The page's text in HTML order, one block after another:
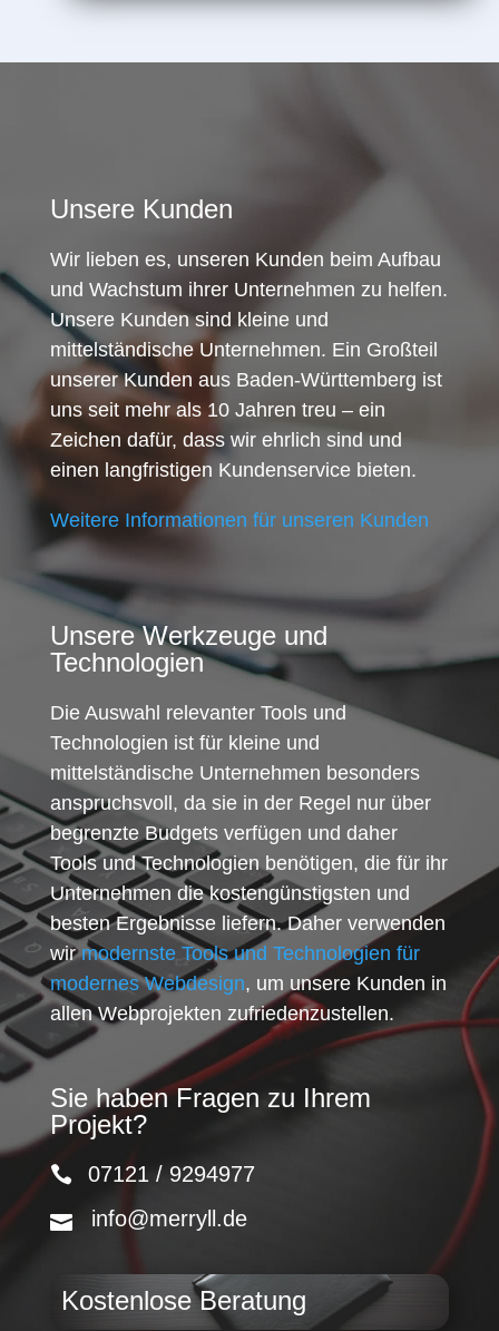
Unsere Kunden
Wir lieben es, unseren Kunden beim Aufbau
und Wachstum ihrer Unternehmen zu helfen.
Unsere Kunden sind kleine und
mittelständische Unternehmen. Ein Großteil
unserer Kunden aus Baden-Württemberg ist
uns seit mehr als 10 Jahren treu – ein
Zeichen dafür, dass wir ehrlich sind und
einen langfristigen Kundenservice bieten.
Weitere Informationen für unseren Kunden
Unsere Werkzeuge und
Technologien
Die Auswahl relevanter Tools und
Technologien ist für kleine und
mittelständische Unternehmen besonders
anspruchsvoll, da sie in der Regel nur über
begrenzte Budgets verfügen und daher
Tools und Technologien benötigen, die für ihr
Unternehmen die kostengünstigsten und
besten Ergebnisse liefern. Daher verwenden
wirmodernste Tools und Technologien für
modernes Webdesign, um unsere Kunden in
allen Webprojekten zufriedenzustellen.
Sie haben Fragen zu Ihrem
Projekt?
07121 / 9294977
info@merryll.de
Kostenlose Beratung